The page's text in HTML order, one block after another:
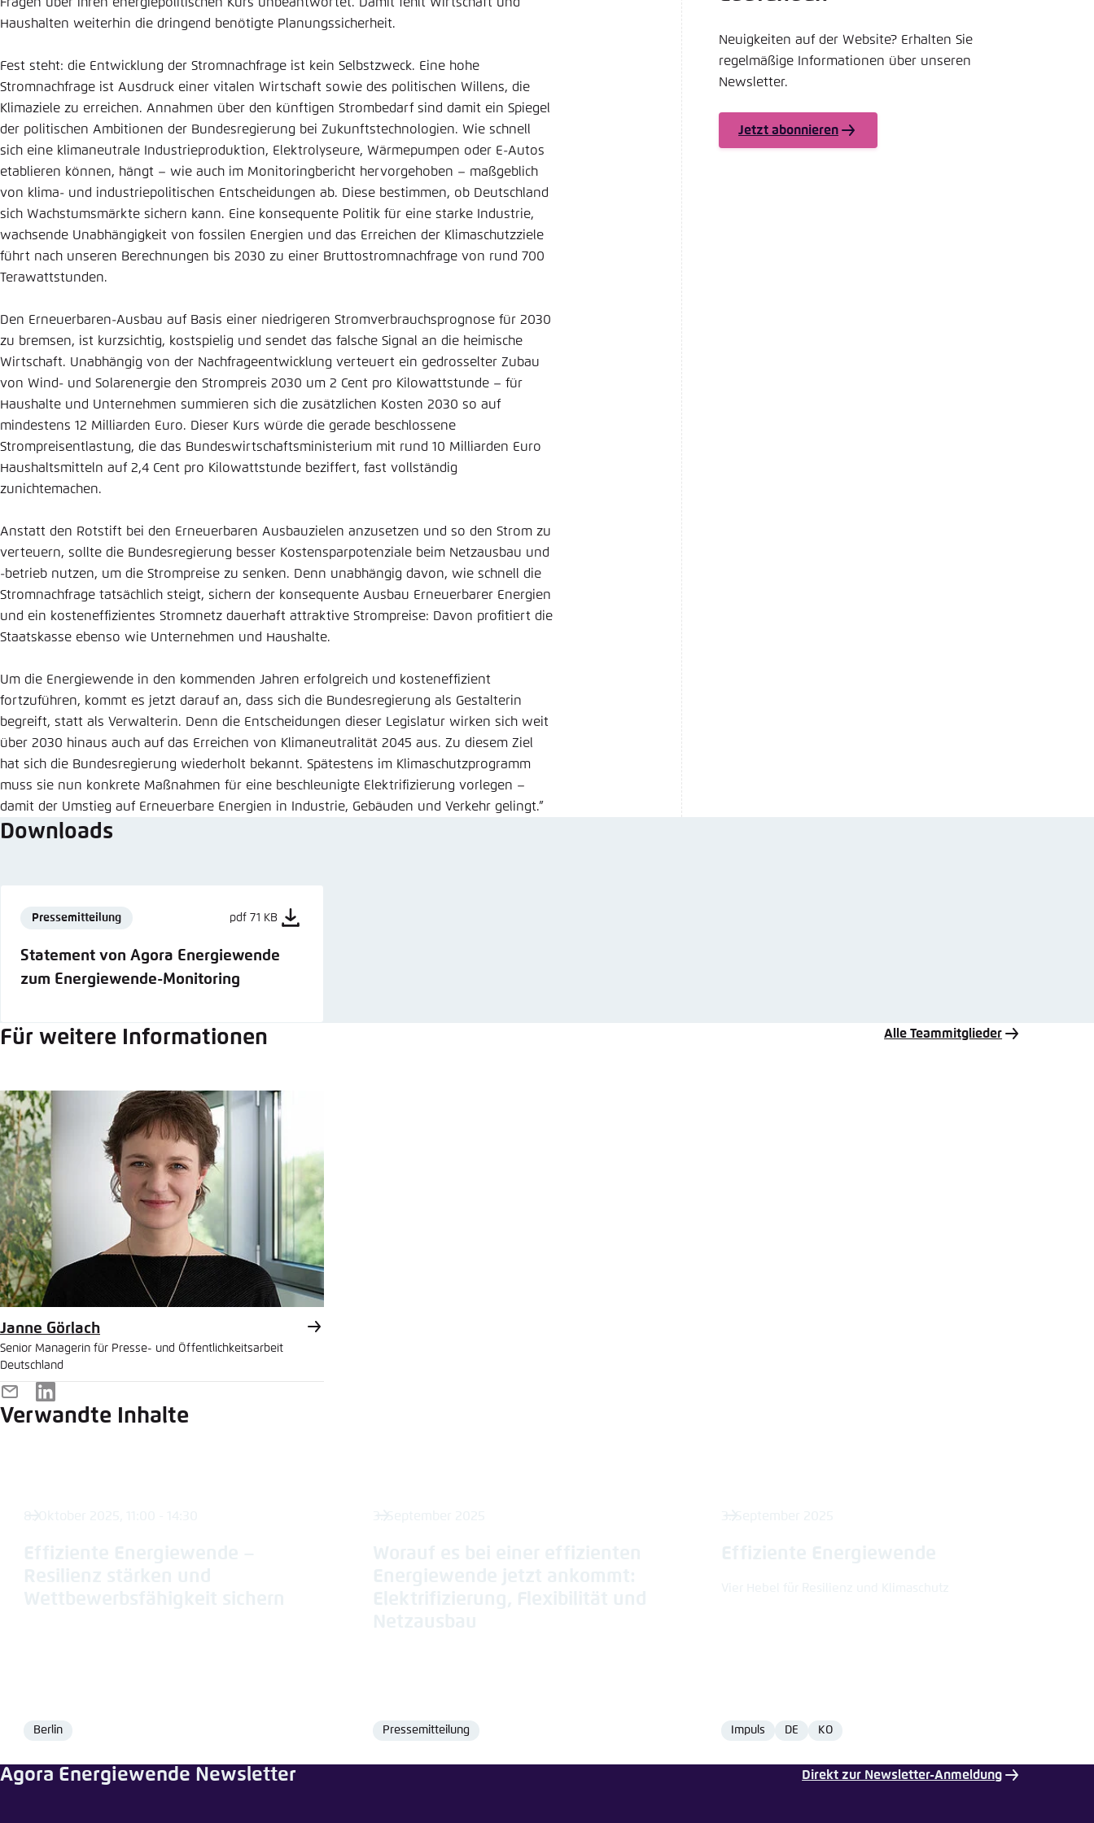
Haushalten weiterhin die dringend benötigte Planungssicherheit.
Fest steht: die Entwicklung der Stromnachfrage ist kein Selbstzweck. Eine hohe
Stromnachfrage ist Ausdruck einer vitalen Wirtschaft sowie des politischen Willens, die
Klimaziele zu erreichen. Annahmen über den künftigen Strombedarf sind damit ein Spiegel
der politischen Ambitionen der Bundesregierung bei Zukunftstechnologien. Wie schnell
sich eine klimaneutrale Industrieproduktion, Elektrolyseure, Wärmepumpen oder E-Autos
etablieren können, hängt – wie auch im Monitoringbericht hervorgehoben – maßgeblich
von klima- und industriepolitischen Entscheidungen ab. Diese bestimmen, ob Deutschland
sich Wachstumsmärkte sichern kann. Eine konsequente Politik für eine starke Industrie,
wachsende Unabhängigkeit von fossilen Energien und das Erreichen der Klimaschutzziele
führt nach unseren Berechnungen bis 2030 zu einer Bruttostromnachfrage von rund 700
Terawattstunden.
Den Erneuerbaren-Ausbau auf Basis einer niedrigeren Stromverbrauchsprognose für 2030
zu bremsen, ist kurzsichtig, kostspielig und sendet das falsche Signal an die heimische
Wirtschaft. Unabhängig von der Nachfrageentwicklung verteuert ein gedrosselter Zubau
von Wind- und Solarenergie den Strompreis 2030 um 2 Cent pro Kilowattstunde – für
Haushalte und Unternehmen summieren sich die zusätzlichen Kosten 2030 so auf
mindestens 12 Milliarden Euro. Dieser Kurs würde die gerade beschlossene
Strompreisentlastung, die das Bundeswirtschaftsministerium mit rund 10 Milliarden Euro
Haushaltsmitteln auf 2,4 Cent pro Kilowattstunde beziffert, fast vollständig
zunichtemachen.
Anstatt den Rotstift bei den Erneuerbaren Ausbauzielen anzusetzen und so den Strom zu
verteuern, sollte die Bundesregierung besser Kostensparpotenziale beim Netzausbau und
-betrieb nutzen, um die Strompreise zu senken. Denn unabhängig davon, wie schnell die
Stromnachfrage tatsächlich steigt, sichern der konsequente Ausbau Erneuerbarer Energien
und ein kosteneffizientes Stromnetz dauerhaft attraktive Strompreise: Davon profitiert die
Staatskasse ebenso wie Unternehmen und Haushalte.
Um die Energiewende in den kommenden Jahren erfolgreich und kosteneffizient
fortzuführen, kommt es jetzt darauf an, dass sich die Bundesregierung als Gestalterin
begreift, statt als Verwalterin. Denn die Entscheidungen dieser Legislatur wirken sich weit
über 2030 hinaus auch auf das Erreichen von Klimaneutralität 2045 aus. Zu diesem Ziel
hat sich die Bundesregierung wiederholt bekannt. Spätestens im Klimaschutzprogramm
muss sie nun konkrete Maßnahmen für eine beschleunigte Elektrifizierung vorlegen –
damit der Umstieg auf Erneuerbare Energien in Industrie, Gebäuden und Verkehr gelingt.”
Neuigkeiten auf der Website? Erhalten Sie
regelmäßige Informationen über unseren
Newsletter.
Jetzt abonnieren
Downloads
Pressemitteilung pdf 71 KB
Statement von Agora Energiewende
zum Energiewende-Monitoring
Für weitere Informationen
Janne Görlach
Senior Managerin für Presse- und Öffentlichkeitsarbeit
Deutschland
E-
Mail
LinkedIn
Alle Teammitglieder
Verwandte Inhalte
Ort
Berlin Format
Pressemitteilung Format
Impuls Language
DE Language
KO
Agora Energiewende Newsletter Direkt zur Newsletter-Anmeldung
Anmelden
Noch kein Benutzerkonto?
Abbrechen
Einstellung für diese Webseite im Browser speichern